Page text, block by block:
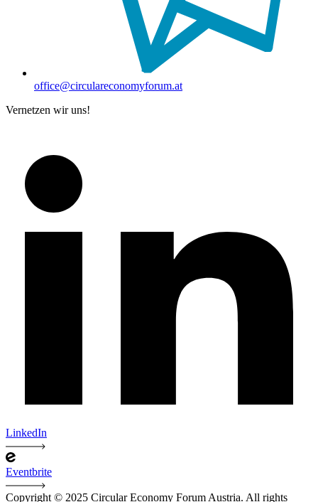
office@circulareconomyforum.at
Vernetzen wir uns!
LinkedIn
Eventbrite
Copyright © 2025 Circular Economy Forum Austria. All rights